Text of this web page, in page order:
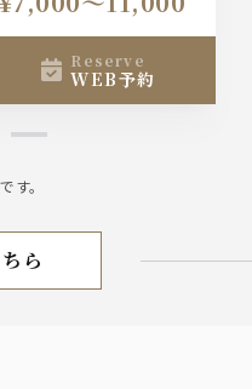
reserve
WEB予約
す。
ぶしゃぶ
ら